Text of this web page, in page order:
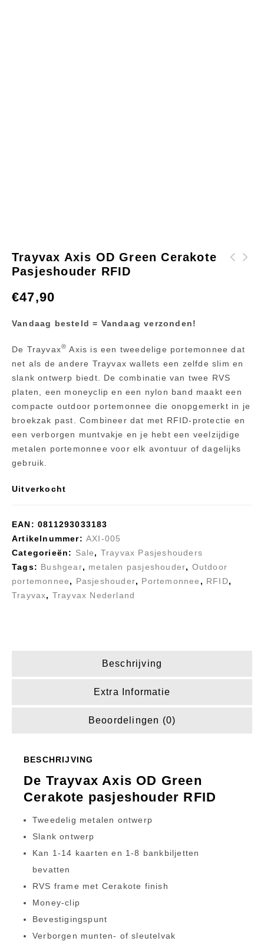
Trayvax Axis OD Green Cerakote
Pasjeshouder RFID
€47,90
Vandaag besteld = Vandaag verzonden!
De Trayvax® Axis is een tweedelige portemonnee dat
net als de andere Trayvax wallets een zelfde slim en
slank ontwerp biedt. De combinatie van twee RVS
platen, een moneyclip en een nylon band maakt een
compacte outdoor portemonnee die onopgemerkt in je
broekzak past. Combineer dat met RFID-protectie en
een verborgen muntvakje en je hebt een veelzijdige
metalen portemonnee voor elk avontuur of dagelijks
gebruik.
Uitverkocht
EAN: 0811293033183
Artikelnummer: AXI-005
Categorieën: Sale, Trayvax Pasjeshouders
Tags: Bushgear, metalen pasjeshouder, Outdoor
portemonnee, Pasjeshouder, Portemonnee , RFID,
Trayvax, Trayvax Nederland
Beschrijving
Extra Informatie
Beoordelingen (0)
BESCHRIJVING
De Trayvax Axis OD Green
Cerakote pasjeshouder RFID
Tweedelig metalen ontwerp
Slank ontwerp
Kan 1-14 kaarten en 1-8 bankbiljetten
bevatten
RVS frame met Cerakote finish
Money-clip
Bevestigingspunt
Verborgen munten- of sleutelvak